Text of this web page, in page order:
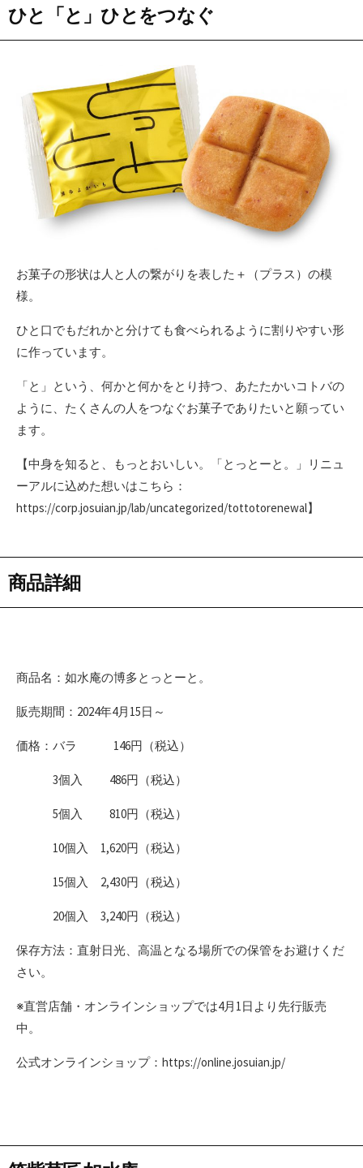
ひと「と」ひとをつなぐ
お菓子の形状は人と人の繋がりを表した＋（プラス）の模
様。
ひと口でもだれかと分けても食べられるように割りやすい形
に作っています。
「と」という、何かと何かをとり持つ、あたたかいコトバの
ように、たくさんの人をつなぐお菓子でありたいと願ってい
ます。
【中身を知ると、もっとおいしい。「とっとーと。」リニュ
ーアルに込めた想いはこちら：
https://corp.josuian.jp/lab/uncategorized/tottotorenewal】
商品詳細
商品名：如水庵の博多とっとーと。
販売期間：2024年4月15日～
価格：バラ 146円（税込）
3個入 486円（税込）
5個入 810円（税込）
10個入 1,620円（税込）
15個入 2,430円（税込）
20個入 3,240円（税込）
保存方法：直射日光、高温となる場所での保管をお避けくだ
さい。
※直営店舗・オンラインショップでは4月1日より先行販売
中。
公式オンラインショップ：https://online.josuian.jp/